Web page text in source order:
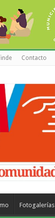
Contacto
Fotogalerías